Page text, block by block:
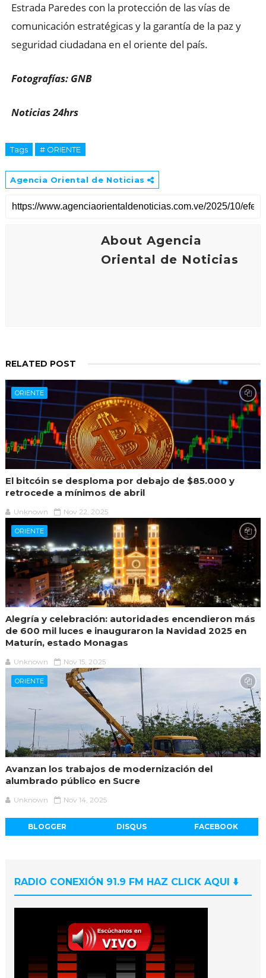
Estrada Paredes con la protección de las vías de
comunicación estratégicas y la garantía de la paz y
seguridad ciudadana en el oriente del país.
Fotografías: GNB
Noticias 24hrs
Tags # ORIENTE
Agencia Oriental de Noticias
About Agencia
Oriental de Noticias
RELATED POST
ORIENTE
El bitcóin se desploma por debajo de $85.000 y
retrocede a mínimos de abril
Unknown Nov 22, 2025
ORIENTE
Alegría y celebración: autoridades encendieron más
de 600 mil luces e inauguraron la Navidad 2025 en
Maturín, estado Monagas
Unknown Nov 15, 2025
ORIENTE
Avanzan los trabajos de modernización del
alumbrado público en Sucre
Unknown Nov 14, 2025
BLOGGER DISQUS FACEBOOK
RADIO CONEXIÓN 91.9 FM HAZ CLICK AQUI ⬇️